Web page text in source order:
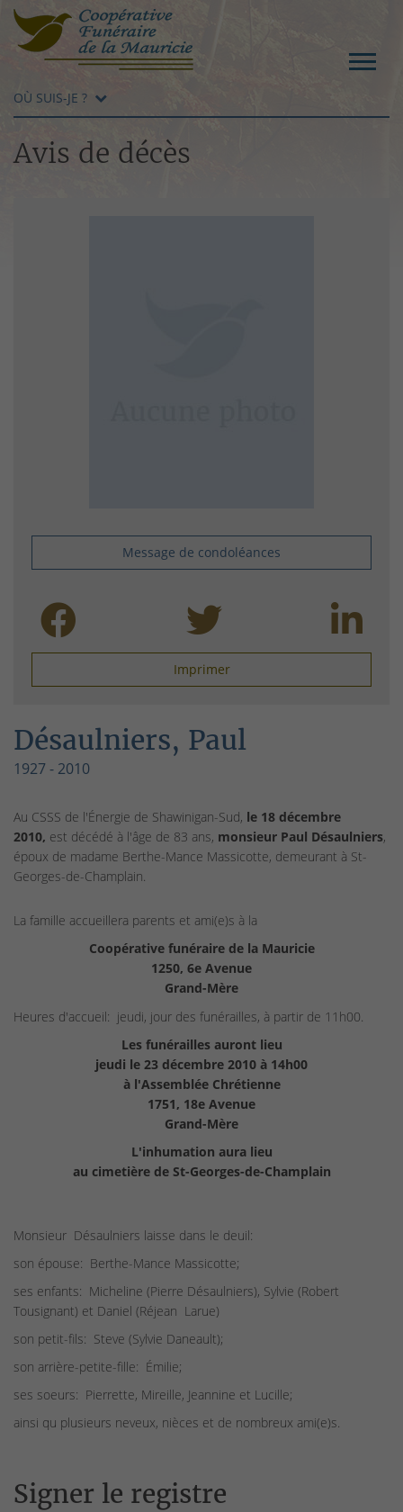
OÙ SUIS-JE ?
Avis de décès
Message de condoléances
Imprimer
Désaulniers, Paul
1927 - 2010
Au CSSS de l'Énergie de Shawinigan-Sud, le 18 décembre
2010, est décédé à l'âge de 83 ans, monsieur Paul Désaulniers,
époux de madame Berthe-Mance Massicotte, demeurant à St-
Georges-de-Champlain.
La famille accueillera parents et ami(e)s à la
Coopérative funéraire de la Mauricie
1250, 6e Avenue
Grand-Mère
Heures d'accueil: jeudi, jour des funérailles, à partir de 11h00.
Les funérailles auront lieu
jeudi le 23 décembre 2010 à 14h00
à l'Assemblée Chrétienne
1751, 18e Avenue
Grand-Mère
L'inhumation aura lieu
au cimetière de St-Georges-de-Champlain
Monsieur Désaulniers laisse dans le deuil:
son épouse: Berthe-Mance Massicotte;
ses enfants: Micheline (Pierre Désaulniers), Sylvie (Robert
Tousignant) et Daniel (Réjean Larue)
son petit-fils: Steve (Sylvie Daneault);
son arrière-petite-fille: Émilie;
ses soeurs: Pierrette, Mireille, Jeannine et Lucille;
ainsi qu plusieurs neveux, nièces et de nombreux ami(e)s.
Signer le registre